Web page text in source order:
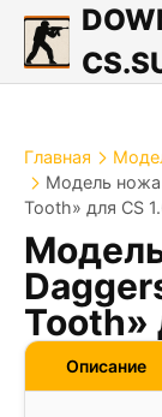
Главная
Модель ножа
Tooth» для CS
Tooth»
Описание